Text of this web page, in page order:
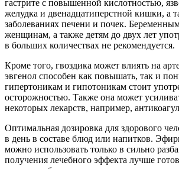
гастрите с повышенной кислотностью,
желудка и двенадцатиперстной кишки, а
заболеваниях печени и почек.
женщинам, а также детям до двух лет
в больших количествах не рекомендуется.
Кроме того, гвоздика может влиять на
эвгенол способен как повышать, так и
гипертоникам и гипотоникам стоит
осторожностью. Также она может
некоторых лекарств, например,
Оптимальная дозировка для здорового
в день в составе блюд или напитков.
можно использовать только в сильно
получения лечебного эффекта лучше